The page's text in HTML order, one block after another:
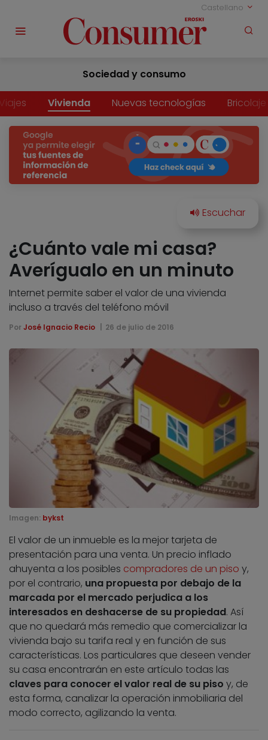
Castellano
Sociedad y consumo
Vivienda Nuevas tecnologías Bricolaje
¿Cuánto vale mi casa?
Averígualo en un minuto
Internet permite saber el valor de una vivienda
incluso a través del teléfono móvil
Por José Ignacio Recio 26 de julio de 2016
Imagen: bykst
El valor de un inmueble es la mejor tarjeta de
presentación para una venta. Un precio inflado
ahuyenta a los posibles compradores de un piso y,
por el contrario, una propuesta por debajo de la
marcada por el mercado perjudica a los
interesados en deshacerse de su propiedad. Así
que no quedará más remedio que comercializar la
vivienda bajo su tarifa real y en función de sus
características. Los particulares que deseen vender
su casa encontrarán en este artículo todas las
claves para conocer el valor real de su piso y, de
esta forma, canalizar la operación inmobiliaria del
modo correcto, agilizando la venta.